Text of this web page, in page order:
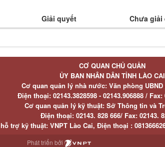
Giải quyết Chưa giải
CƠ QUAN CHỦ QUẢN
ỦY BAN NHÂN DÂN TỈNH LÀO CAI
Cơ quan quản lý nhà nước: Văn phòng
Điện thoại:02143.3828598 - 02143.906888 / Fax:
Cơ quan quản lý kỹ thuật: Sở Thông tin và
Điện thoại:02143. 828 666/ Fax:02143.
trợ kỹ thuật: VNPT Lào Cai, Điện thoại :
Phát triển bởi